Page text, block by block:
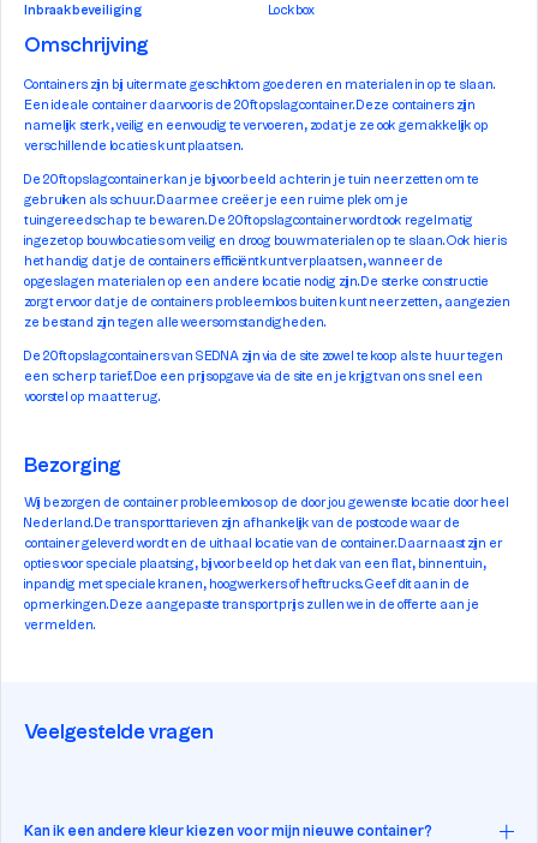
Inbraakbeveiliging Lockbox
Omschrijving
Containers zijn bij uitermate geschikt om goederen en materialen in op te slaan.
Een ideale container daarvoor is de 20ft opslagcontainer. Deze containers zijn
namelijk sterk, veilig en eenvoudig te vervoeren, zodat je ze ook gemakkelijk op
verschillende locaties kunt plaatsen.
De 20ft opslagcontainer kan je bijvoorbeeld achterin je tuin neerzetten om te
gebruiken als schuur. Daarmee creëer je een ruime plek om je
tuingereedschap te bewaren. De 20ft opslagcontainer wordt ook regelmatig
ingezet op bouwlocaties om veilig en droog bouwmaterialen op te slaan. Ook hier is
het handig dat je de containers efficiënt kunt verplaatsen, wanneer de
opgeslagen materialen op een andere locatie nodig zijn. De sterke constructie
zorgt ervoor dat je de containers probleemloos buiten kunt neerzetten, aangezien
ze bestand zijn tegen alle weersomstandigheden.
De 20ft opslagcontainers van SEDNA zijn via de site zowel te koop als te huur tegen
een scherp tarief. Doe een prijsopgave via de site en je krijgt van ons snel een
voorstel op maat terug.
Bezorging
Wij bezorgen de container probleemloos op de door jou gewenste locatie door heel
Nederland. De transporttarieven zijn afhankelijk van de postcode waar de
container geleverd wordt en de uithaal locatie van de container. Daarnaast zijn er
opties voor speciale plaatsing, bijvoorbeeld op het dak van een flat, binnentuin,
inpandig met speciale kranen, hoogwerkers of heftrucks. Geef dit aan in de
opmerkingen. Deze aangepaste transportprijs zullen we in de offerte aan je
vermelden.
Veelgestelde vragen
Kan ik een andere kleur kiezen voor mijn nieuwe container?